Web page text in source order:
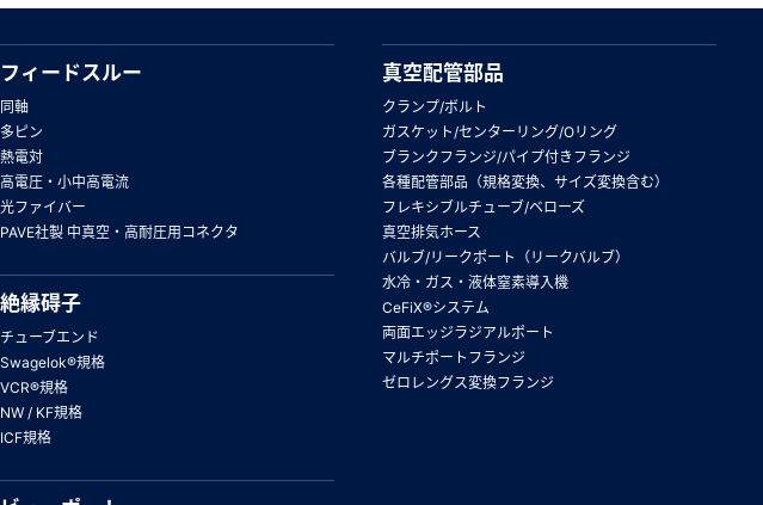
フィードスルー
同軸
多ピン
熱電対
高電圧・小中高電流
光ファイバー
PAVE社製 中真空・高耐圧用コネクタ
絶縁碍子
チューブエンド
Swagelok®規格
VCR®規格
NW / KF規格
ICF規格
真空配管部品
クランプ/ボルト
ガスケット/センターリング/Oリング
ブランクフランジ/パイプ付きフランジ
各種配管部品（規格変換、サイズ変換含む）
フレキシブルチューブ/ベローズ
真空排気ホース
バルブ/リークポート（リークバルブ）
水冷・ガス・液体窒素導入機
CeFiX®システム
両面エッジラジアルポート
マルチポートフランジ
ゼロレングス変換フランジ